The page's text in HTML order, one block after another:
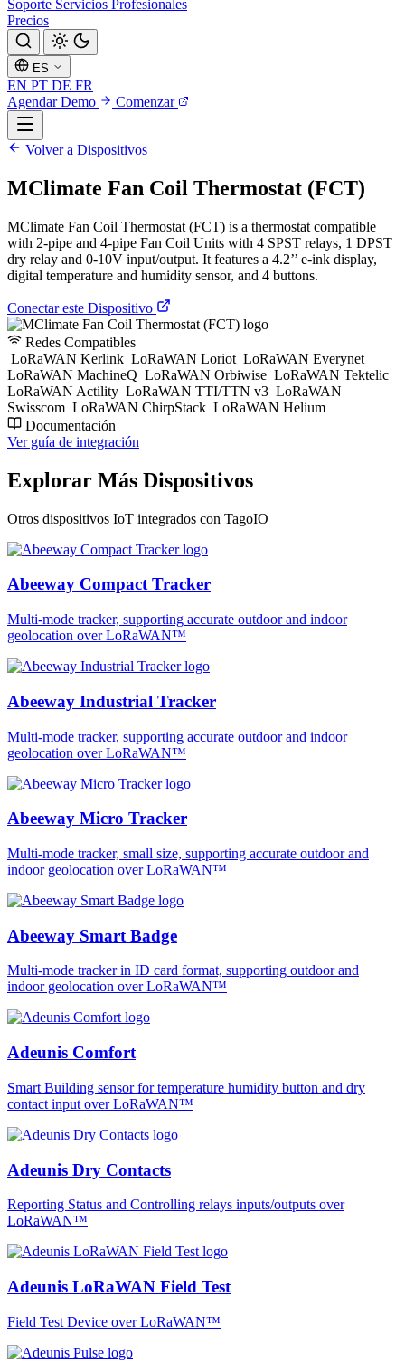
Soporte Servicios Profesionales
Precios
ES
EN PT DE FR
Agendar Demo
Comenzar
Volver a Dispositivos
MClimate Fan Coil Thermostat (FCT)
MClimate Fan Coil Thermostat (FCT) is a thermostat compatible
with 2-pipe and 4-pipe Fan Coil Units with 4 SPST relays, 1 DPST
dry relay and 0-10V input/output. It features a 4.2’’ e-ink display,
digital temperature and humidity sensor, and 4 buttons.
Conectar este Dispositivo
Redes Compatibles
LoRaWAN Kerlink LoRaWAN Loriot LoRaWAN Everynet
LoRaWAN MachineQ LoRaWAN Orbiwise LoRaWAN Tektelic
LoRaWAN Actility LoRaWAN TTI/TTN v3 LoRaWAN
Swisscom LoRaWAN ChirpStack LoRaWAN Helium
Documentación
Ver guía de integración
Explorar Más Dispositivos
Otros dispositivos IoT integrados con TagoIO
Abeeway Compact Tracker
Multi-mode tracker, supporting accurate outdoor and indoor
geolocation over LoRaWAN™
Abeeway Industrial Tracker
Multi-mode tracker, supporting accurate outdoor and indoor
geolocation over LoRaWAN™
Abeeway Micro Tracker
Multi-mode tracker, small size, supporting accurate outdoor and
indoor geolocation over LoRaWAN™
Abeeway Smart Badge
Multi-mode tracker in ID card format, supporting outdoor and
indoor geolocation over LoRaWAN™
Adeunis Comfort
Smart Building sensor for temperature humidity button and dry
contact input over LoRaWAN™
Adeunis Dry Contacts
Reporting Status and Controlling relays inputs/outputs over
LoRaWAN™
Adeunis LoRaWAN Field Test
Field Test Device over LoRaWAN™